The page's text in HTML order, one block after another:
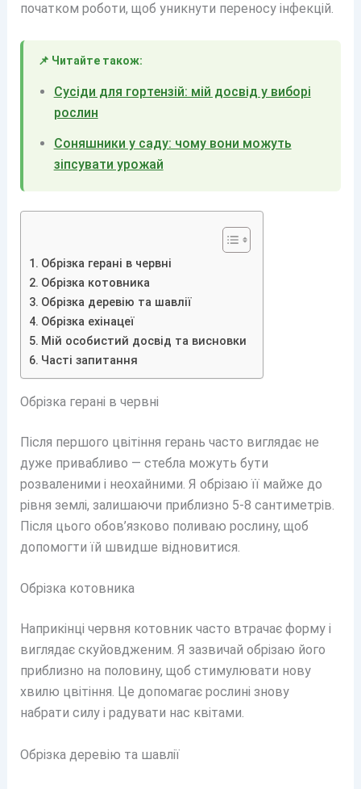
початком роботи, щоб уникнути переносу інфекцій.
📌 Читайте також:
Сусіди для гортензій: мій досвід у виборі
рослин
Соняшники у саду: чому вони можуть
зіпсувати урожай
Обрізка герані в червні
Обрізка котовника
Обрізка деревію та шавлії
Обрізка ехінацеї
Мій особистий досвід та висновки
Часті запитання
Обрізка герані в червні
Після першого цвітіння герань часто виглядає не
дуже привабливо — стебла можуть бути
розваленими і неохайними. Я обрізаю її майже до
рівня землі, залишаючи приблизно 5-8 сантиметрів.
Після цього обов’язково поливаю рослину, щоб
допомогти їй швидше відновитися.
Обрізка котовника
Наприкінці червня котовник часто втрачає форму і
виглядає скуйовдженим. Я зазвичай обрізаю його
приблизно на половину, щоб стимулювати нову
хвилю цвітіння. Це допомагає рослині знову
набрати силу і радувати нас квітами.
Обрізка деревію та шавлії